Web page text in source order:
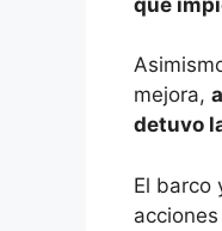
mejora,
detuvo
El barco